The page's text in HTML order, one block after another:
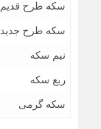
سکه طرح قدیم
سکه طرح جدید
نیم سکه
ربع سکه
سکه گرمی